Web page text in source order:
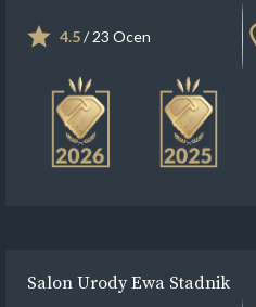
4.5/ 23 Ocen
Salon Urody Ewa Stadnik